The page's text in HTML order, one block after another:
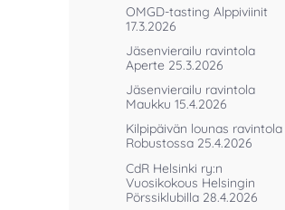
OMGD-tasting Alppiviinit
17.3.2026
Jäsenvierailu ravintola
Aperte 25.3.2026
Jäsenvierailu ravintola
Maukku 15.4.2026
Kilpipäivän lounas ravintola
Robustossa 25.4.2026
CdR Helsinki ry:n
Vuosikokous Helsingin
Pörssiklubilla 28.4.2026